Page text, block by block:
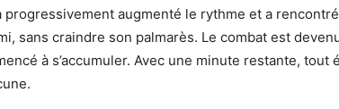
augmenté le rythme et a
sans craindre son palmarès. Le combat est
à s’accumuler. Avec une minute restante, tout